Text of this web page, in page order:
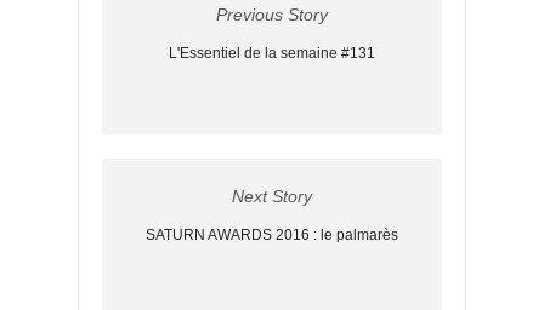
Previous Story
L'Essentiel de la semaine #131
Next Story
SATURN AWARDS 2016 : le palmarès